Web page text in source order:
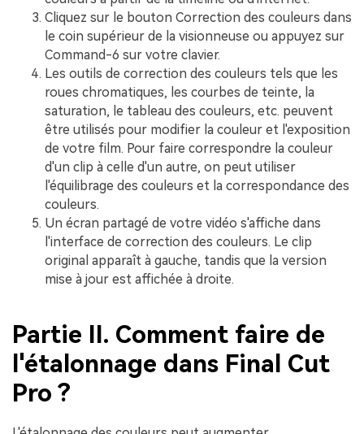
Cliquez sur le bouton Correction des couleurs dans
le coin supérieur de la visionneuse ou appuyez sur
Command-6 sur votre clavier.󠀲󠀡󠀤󠀥󠀡󠀢󠀤󠀦󠀡󠀳
Les outils de correction des couleurs tels que les
roues chromatiques, les courbes de teinte, la
saturation, le tableau des couleurs, etc. peuvent
être utilisés pour modifier la couleur et l'exposition
de votre film.󠀲󠀡󠀤󠀥󠀡󠀢󠀤󠀦󠀢󠀳󠀰 Pour faire correspondre la couleur
d'un clip à celle d'un autre, on peut utiliser
l'équilibrage des couleurs et la correspondance des
couleurs.󠀲󠀡󠀤󠀥󠀡󠀢󠀤󠀦󠀣󠀳
Un écran partagé de votre vidéo s'affiche dans
l'interface de correction des couleurs.󠀲󠀡󠀤󠀥󠀡󠀢󠀤󠀦󠀤󠀳󠀰 Le clip
original apparaît à gauche, tandis que la version
mise à jour est affichée à droite.
Partie II. Comment faire de
l'étalonnage dans Final Cut
Pro ?